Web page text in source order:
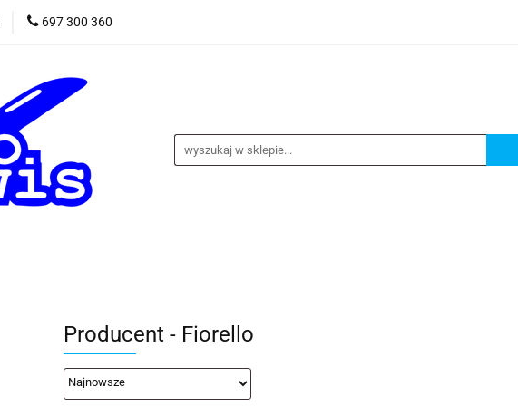
697 300 360
Producent - Fiorello